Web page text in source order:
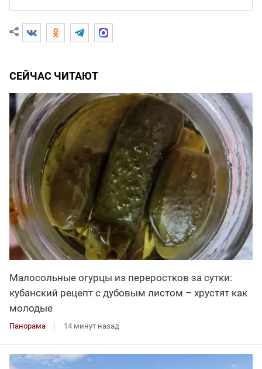
СЕЙЧАС ЧИТАЮТ
Малосольные огурцы из переростков за сутки:
кубанский рецепт с дубовым листом – хрустят как
молодые
Панорама 14 минут назад